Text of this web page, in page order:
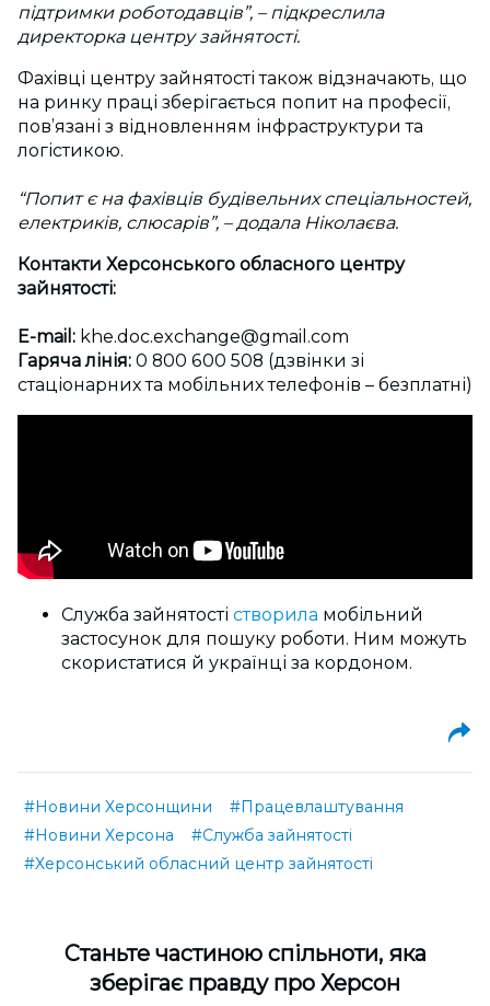
підтримки роботодавців”, – підкреслила
директорка центру зайнятості.
Фахівці центру зайнятості також відзначають, що
на ринку праці зберігається попит на професії,
пов’язані з відновленням інфраструктури та
логістикою.
“Попит є на фахівців будівельних спеціальностей,
електриків, слюсарів”, – додала Ніколаєва.
Контакти Херсонського обласного центру
зайнятості:
E-mail: khe.doc.exchange@gmail.com
Гаряча лінія: 0 800 600 508 (дзвінки зі
стаціонарних та мобільних телефонів – безплатні)
Служба зайнятості створила мобільний
застосунок для пошуку роботи. Ним можуть
скористатися й українці за кордоном.
#Новини Херсонщини
#Працевлаштування
#Новини Херсона
#Служба зайнятості
#Херсонський обласний центр зайнятості
Cтаньте частиною спільноти, яка
зберігає правду про Херсон